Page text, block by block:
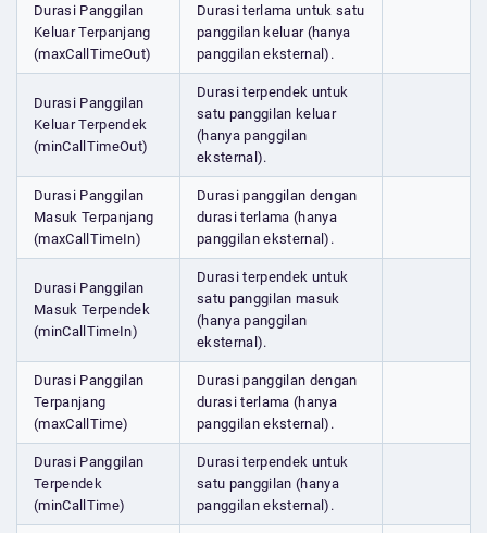
Durasi Panggilan
Keluar Terpanjang
(maxCallTimeOut)
Durasi terlama untuk satu
panggilan keluar (hanya
panggilan eksternal).
Durasi Panggilan
Keluar Terpendek
(minCallTimeOut)
Durasi terpendek untuk
satu panggilan keluar
(hanya panggilan
eksternal).
Durasi Panggilan
Masuk Terpanjang
(maxCallTimeIn)
Durasi panggilan dengan
durasi terlama (hanya
panggilan eksternal).
Durasi Panggilan
Masuk Terpendek
(minCallTimeIn)
Durasi terpendek untuk
satu panggilan masuk
(hanya panggilan
eksternal).
Durasi Panggilan
Terpanjang
(maxCallTime)
Durasi panggilan dengan
durasi terlama (hanya
panggilan eksternal).
Durasi Panggilan
Terpendek
(minCallTime)
Durasi terpendek untuk
satu panggilan (hanya
panggilan eksternal).